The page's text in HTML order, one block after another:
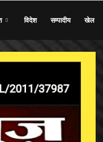
विदेश सम्पादीय खेल